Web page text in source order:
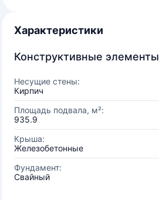
Характеристики
Конструктивные элементы
Несущие стены:
Кирпич
Площадь подвала, м²:
935.9
Крыша:
Железобетонные
Фундамент:
Свайный